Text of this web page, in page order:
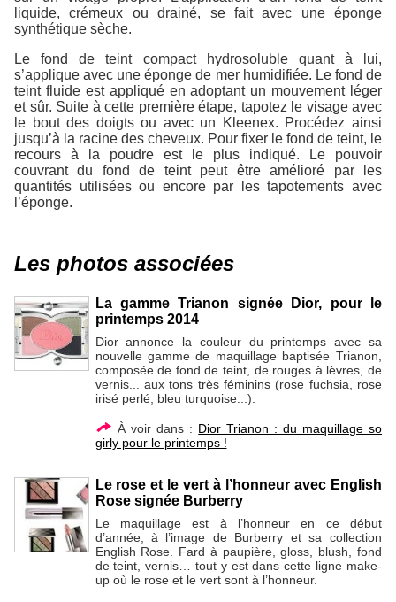
liquide, crémeux ou drainé, se fait avec une éponge
synthétique sèche.
Le fond de teint compact hydrosoluble quant à lui,
s’applique avec une éponge de mer humidifiée. Le fond de
teint fluide est appliqué en adoptant un mouvement léger
et sûr. Suite à cette première étape, tapotez le visage avec
le bout des doigts ou avec un Kleenex. Procédez ainsi
jusqu’à la racine des cheveux. Pour fixer le fond de teint, le
recours à la poudre est le plus indiqué. Le pouvoir
couvrant du fond de teint peut être amélioré par les
quantités utilisées ou encore par les tapotements avec
l’éponge.
Les photos associées
La gamme Trianon signée Dior, pour le
printemps 2014
Dior annonce la couleur du printemps avec sa
nouvelle gamme de maquillage baptisée Trianon,
composée de fond de teint, de rouges à lèvres, de
vernis... aux tons très féminins (rose fuchsia, rose
irisé perlé, bleu turquoise...).
À voir dans : Dior Trianon : du maquillage so
girly pour le printemps !
Le rose et le vert à l’honneur avec English
Rose signée Burberry
Le maquillage est à l’honneur en ce début
d’année, à l’image de Burberry et sa collection
English Rose. Fard à paupière, gloss, blush, fond
de teint, vernis… tout y est dans cette ligne make-
up où le rose et le vert sont à l’honneur.